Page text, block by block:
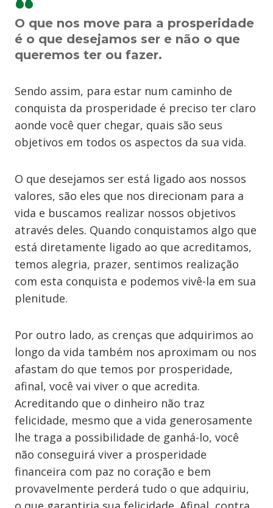
O que nos move para a prosperidade
é o que desejamos ser e não o que
queremos ter ou fazer.
Sendo assim, para estar num caminho de
conquista da prosperidade é preciso ter claro
aonde você quer chegar, quais são seus
objetivos em todos os aspectos da sua vida.
O que desejamos ser está ligado aos nossos
valores, são eles que nos direcionam para a
vida e buscamos realizar nossos objetivos
através deles. Quando conquistamos algo que
está diretamente ligado ao que acreditamos,
temos alegria, prazer, sentimos realização
com esta conquista e podemos vivê-la em sua
plenitude.
Por outro lado, as crenças que adquirimos ao
longo da vida também nos aproximam ou nos
afastam do que temos por prosperidade,
afinal, você vai viver o que acredita.
Acreditando que o dinheiro não traz
felicidade, mesmo que a vida generosamente
lhe traga a possibilidade de ganhá-lo, você
não conseguirá viver a prosperidade
financeira com paz no coração e bem
provavelmente perderá tudo o que adquiriu,